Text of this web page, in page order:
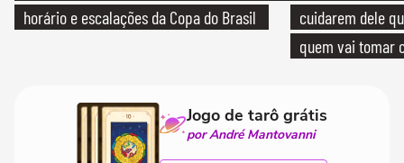
horário e escalações da Copa do Brasil
cuidarem dele
quem vai tomar
Jogo de tarô grátis
por André Mantovanni